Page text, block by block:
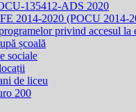
135412-ADS 2020
2014-2020 (POCU 2014-
privind accesul la
școală
sociale
de liceu
200